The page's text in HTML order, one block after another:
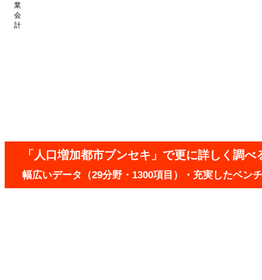
業
会
計
「人口増加都市ブンセキ」で更に詳しく調べ
幅広いデータ（29分野・1300項目）・充実したベン